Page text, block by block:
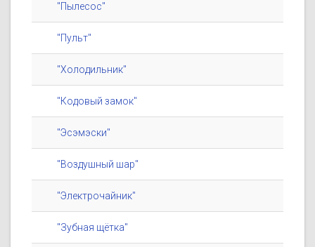
"Пылесос"
"Пульт"
"Холодильник"
"Кодовый замок"
"Эсэмэски"
"Воздушный шар"
"Электрочайник"
"Зубная щётка"